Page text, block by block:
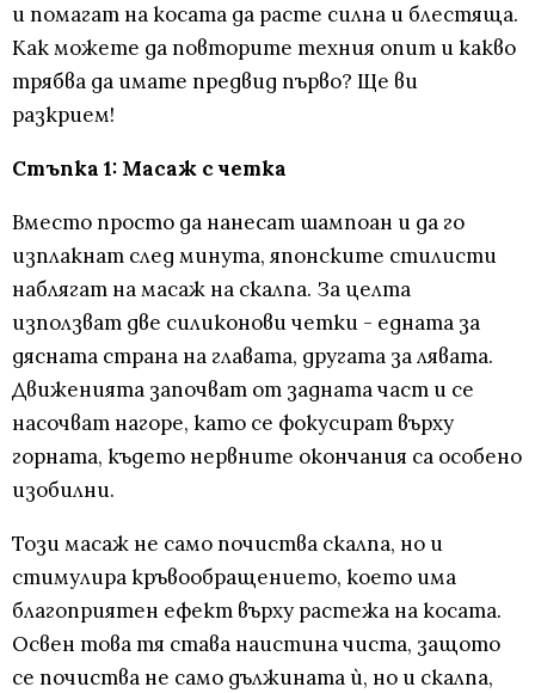
и помагат на косата да расте силна и блестяща.
Как можете да повторите техния опит и какво
трябва да имате предвид първо? Ще ви
разкрием!
Стъпка 1: Масаж с четка
Вместо просто да нанесат шампоан и да го
изплакнат след минута, японските стилисти
наблягат на масаж на скалпа. За целта
използват две силиконови четки - едната за
дясната страна на главата, другата за лявата.
Движенията започват от задната част и се
насочват нагоре, като се фокусират върху
горната, където нервните окончания са особено
изобилни.
Този масаж не само почиства скалпа, но и
стимулира кръвообращението, което има
благоприятен ефект върху растежа на косата.
Освен това тя става наистина чиста, защото
се почиства не само дължината ѝ, но и скалпа,